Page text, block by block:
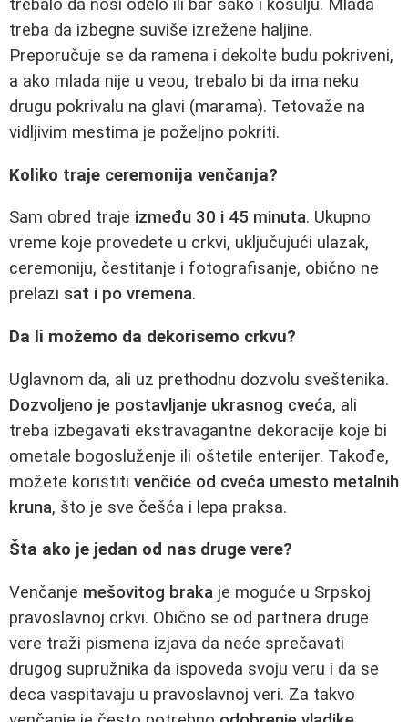
trebalo da nosi odelo ili bar sako i košulju. Mlada
treba da izbegne suviše izrežene haljine.
Preporučuje se da ramena i dekolte budu pokriveni,
a ako mlada nije u veou, trebalo bi da ima neku
drugu pokrivalu na glavi (marama). Tetovaže na
vidljivim mestima je poželjno pokriti.
Koliko traje ceremonija venčanja?
Sam obred traje između 30 i 45 minuta. Ukupno
vreme koje provedete u crkvi, uključujući ulazak,
ceremoniju, čestitanje i fotografisanje, obično ne
prelazi sat i po vremena.
Da li možemo da dekorisemo crkvu?
Uglavnom da, ali uz prethodnu dozvolu sveštenika.
Dozvoljeno je postavljanje ukrasnog cveća, ali
treba izbegavati ekstravagantne dekoracije koje bi
ometale bogosluženje ili oštetile enterijer. Takođe,
možete koristiti venčiće od cveća umesto metalnih
kruna, što je sve češća i lepa praksa.
Šta ako je jedan od nas druge vere?
Venčanje mešovitog braka je moguće u Srpskoj
pravoslavnoj crkvi. Obično se od partnera druge
vere traži pismena izjava da neće sprečavati
drugog supružnika da ispoveda svoju veru i da se
deca vaspitavaju u pravoslavnoj veri. Za takvo